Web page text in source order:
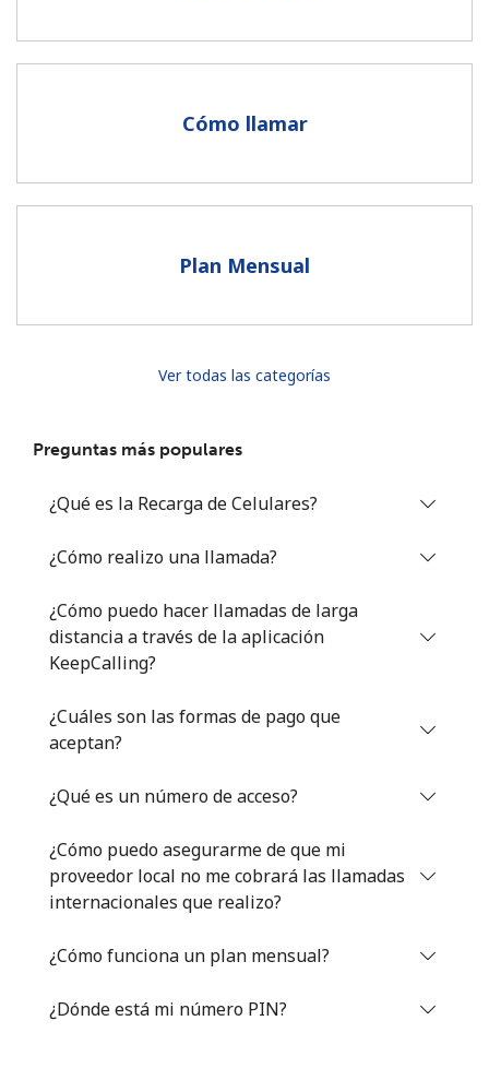
Al abrir una cuenta en este sitio web, estoy de acuerdo con
¿Olvidaste tu contraseña? →
Iniciar Sesión
Cómo llamar
Plan Mensual
Ver todas las categorías
Preguntas más populares
¿Qué es la Recarga de Celulares?
¿Cómo realizo una llamada?
¿Cómo puedo hacer llamadas de larga
distancia a través de la aplicación
KeepCalling?
¿Cuáles son las formas de pago que
aceptan?
¿Qué es un número de acceso?
¿Cómo puedo asegurarme de que mi
proveedor local no me cobrará las llamadas
internacionales que realizo?
¿Cómo funciona un plan mensual?
¿Dónde está mi número PIN?